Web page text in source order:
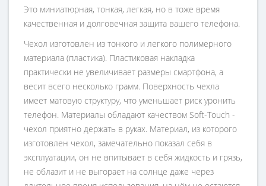
Это миниатюрная, тонкая, легкая, но в тоже время
качественная и долговечная защита вашего телефона.
Чехол изготовлен из тонкого и легкого полимерного
материала (пластика). Пластиковая накладка
практически не увеличивает размеры смартфона, а
весит всего несколько грамм. Поверхность чехла
имеет матовую структуру, что уменьшает риск уронить
телефон. Материалы обладают качеством Soft-Touch -
чехол приятно держать в руках. Материал, из которого
изготовлен чехол, замечательно показал себя в
эксплуатации, он не впитывает в себя жидкость и грязь,
не облазит и не выгорает на солнце даже через